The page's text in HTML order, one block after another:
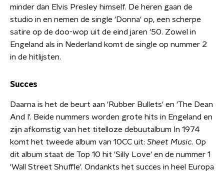
minder dan Elvis Presley himself. De heren gaan de
studio in en nemen de single 'Donna' op, een scherpe
satire op de doo-wop uit de eind jaren '50. Zowel in
Engeland als in Nederland komt de single op nummer 2
in de hitlijsten.
Succes
Daarna is het de beurt aan 'Rubber Bullets' en 'The Dean
And I'. Beide nummers worden grote hits in Engeland en
zijn afkomstig van het titelloze debuutalbum In 1974
komt het tweede album van 10CC uit: Sheet Music. Op
dit album staat de Top 10 hit 'Silly Love' en de nummer 1
'Wall Street Shuffle'. Ondankts het succes in heel Europa